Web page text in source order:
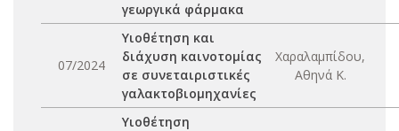
γεωργικά φάρμακα
07/2024
Υιοθέτηση και
διάχυση καινοτομίας
σε συνεταιριστικές
γαλακτοβιομηχανίες
Χαραλαμπίδου,
Αθηνά Κ.
Υιοθέτηση